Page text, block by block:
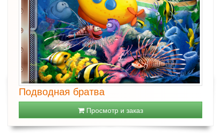
Подводная братва
Просмотр и заказ